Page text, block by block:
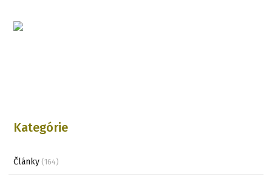
Kategórie
Články (164)